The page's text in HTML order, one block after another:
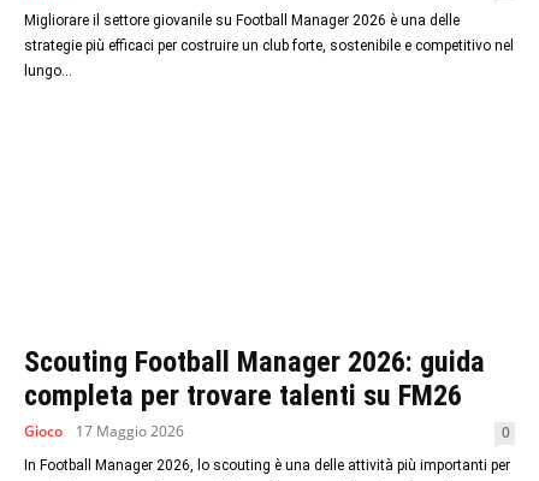
Migliorare il settore giovanile su Football Manager 2026 è una delle
strategie più efficaci per costruire un club forte, sostenibile e competitivo nel
lungo...
Scouting Football Manager 2026: guida
completa per trovare talenti su FM26
Gioco 17 Maggio 2026 0
In Football Manager 2026, lo scouting è una delle attività più importanti per